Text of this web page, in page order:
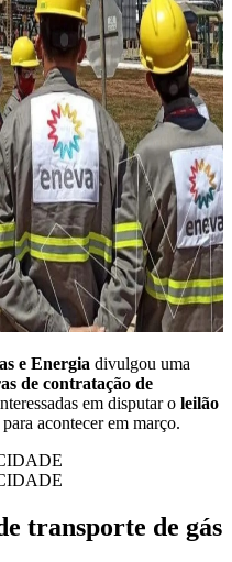
e Energia divulgou uma
de contratação de
em disputar o leilão
acontecer em março.
transporte de gás